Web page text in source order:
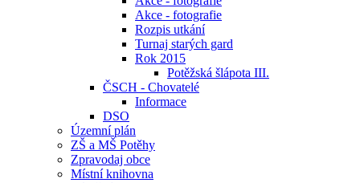
Akce - fotografie
Rozpis utkání
Turnaj starých gard
Rok 2015
Potěžská šlápota III.
ČSCH - Chovatelé
Informace
DSO
Územní plán
ZŠ a MŠ Potěhy
Zpravodaj obce
Místní knihovna